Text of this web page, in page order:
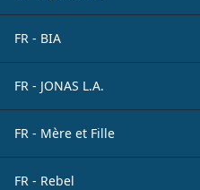
FR - BIA
FR - JONAS L.A.
FR - Mère et Fille
FR - Rebel